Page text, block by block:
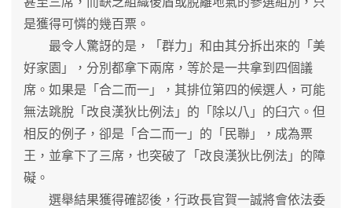
是獲得可憐的幾百票。
最令人驚訝的是，「群力」和由其分拆出來的「美
好家園」，分別都拿下兩席，等於是一共拿到四個議
席。如果是「合二而一」，其排位第四的候選人，可能
無法跳脫「改良漢狄比例法」的「除以八」的臼穴。但
相反的例子，卻是「合二而一」的「民聯」，成為票
王，並拿下了三席，也突破了「改良漢狄比例法」的障
礙。
選舉結果獲得確認後，行政長官賀一誠將會依法委